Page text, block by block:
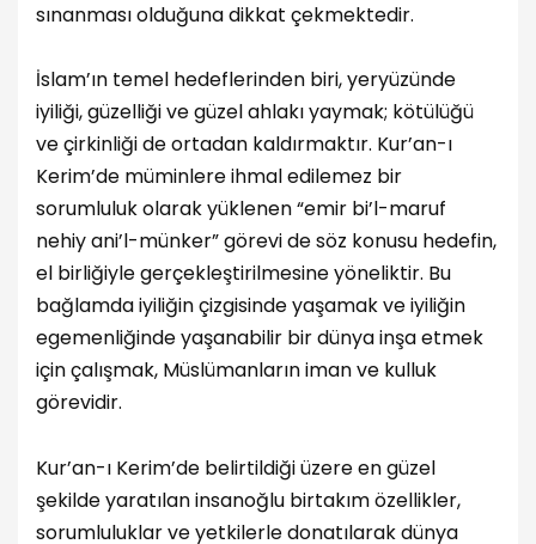
sınanması olduğuna dikkat çekmektedir.
İslam’ın temel hedeflerinden biri, yeryüzünde
iyiliği, güzelliği ve güzel ahlakı yaymak; kötülüğü
ve çirkinliği de ortadan kaldırmaktır. Kur’an-ı
Kerim’de müminlere ihmal edilemez bir
sorumluluk olarak yüklenen “emir bi’l-maruf
nehiy ani’l-münker” görevi de söz konusu hedefin,
el birliğiyle gerçekleştirilmesine yöneliktir. Bu
bağlamda iyiliğin çizgisinde yaşamak ve iyiliğin
egemenliğinde yaşanabilir bir dünya inşa etmek
için çalışmak, Müslümanların iman ve kulluk
görevidir.
Kur’an-ı Kerim’de belirtildiği üzere en güzel
şekilde yaratılan insanoğlu birtakım özellikler,
sorumluluklar ve yetkilerle donatılarak dünya